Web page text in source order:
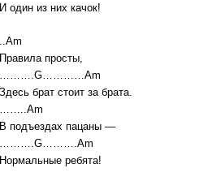
И один из них качок!
..Am
Правила просты,
……….G…………Am
Здесь брат стоит за брата.
……..Am
В подъездах пацаны —
……….G……….Am
Нормальные ребята!